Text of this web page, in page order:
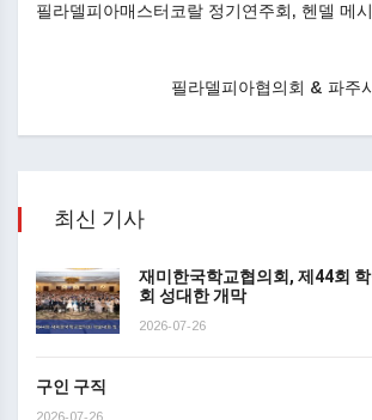
필라델피아매스터코랄 정기연주회, 헨델 메
필라델피아협의회 & 파주
최신 기사
재미한국학교협의회, 제44회
회 성대한 개막
2026-07-26
구인 구직
2026-07-26